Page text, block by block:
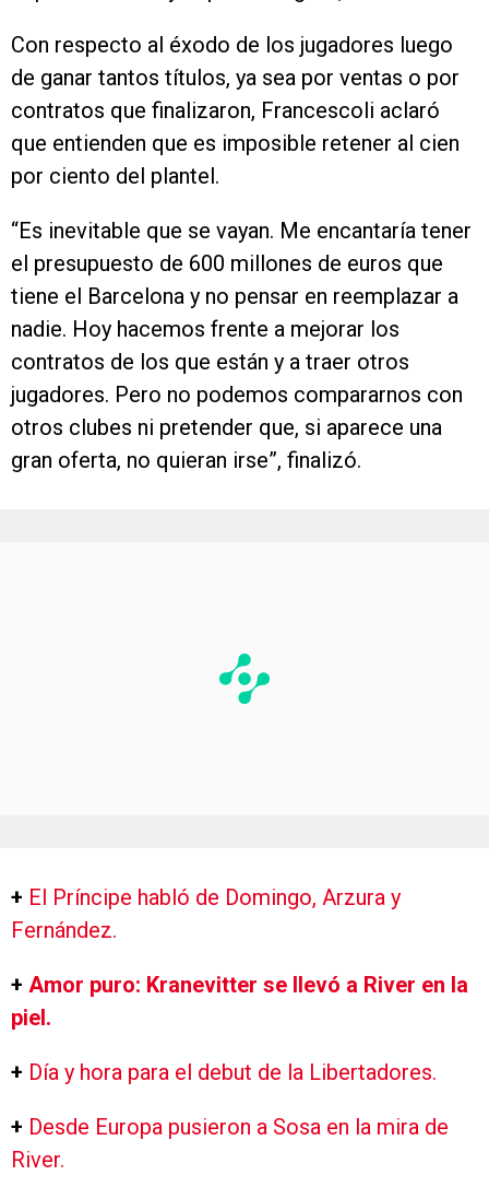
Con respecto al éxodo de los jugadores luego
de ganar tantos títulos, ya sea por ventas o por
contratos que finalizaron, Francescoli aclaró
que entienden que es imposible retener al cien
por ciento del plantel.
“Es inevitable que se vayan. Me encantaría tener
el presupuesto de 600 millones de euros que
tiene el Barcelona y no pensar en reemplazar a
nadie. Hoy hacemos frente a mejorar los
contratos de los que están y a traer otros
jugadores. Pero no podemos compararnos con
otros clubes ni pretender que, si aparece una
gran oferta, no quieran irse”, finalizó.
+ El Príncipe habló de Domingo, Arzura y
Fernández.
+ Amor puro: Kranevitter se llevó a River en la
piel.
+ Día y hora para el debut de la Libertadores.
+ Desde Europa pusieron a Sosa en la mira de
River.